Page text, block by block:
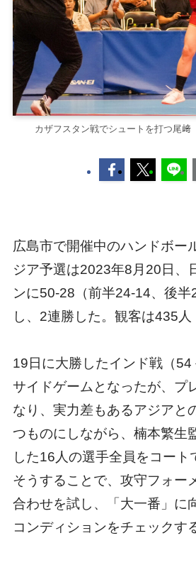
カザフスタン戦でシュートを打つ尾﨑
広島市で開催中のハンドボー
ジア予選は2023年8月20日、
ンに50-28（前半24-14、後半
し、2連勝した。観客は435人
19日に大勝したインド戦（
サイドゲームとなったが、プ
なり、実力差もあるアジアと
つものにしながら、楠本繁生
した16人の選手全員をコート
そうすることで、攻守フォー
合わせを試し、「大一番」に
コンディションをチェックす